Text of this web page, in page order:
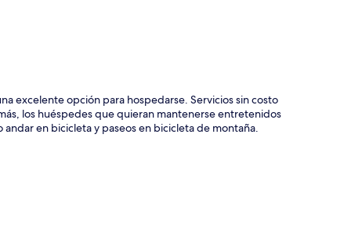
excelente opción para hospedarse. Servicios sin costo
los huéspedes que quieran mantenerse entretenidos
en bicicleta y paseos en bicicleta de montaña.